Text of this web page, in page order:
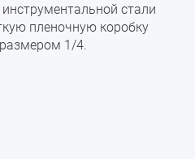
стали
пленочную коробку
1/4.